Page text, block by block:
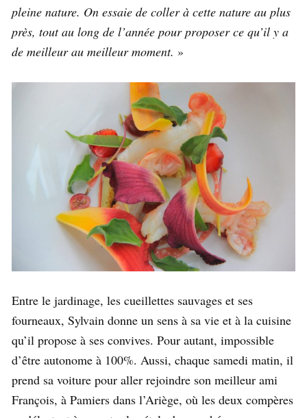
pleine nature. On essaie de coller à cette nature au plus
près, tout au long de l’année pour proposer ce qu’il y a
de meilleur au meilleur moment. »
Entre le jardinage, les cueillettes sauvages et ses
fourneaux, Sylvain donne un sens à sa vie et à la cuisine
qu’il propose à ses convives. Pour autant, impossible
d’être autonome à 100%. Aussi, chaque samedi matin, il
prend sa voiture pour aller rejoindre son meilleur ami
François, à Pamiers dans l’Ariège, où les deux compères